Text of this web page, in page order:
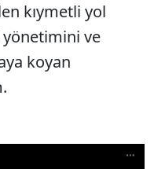
kıymetli yol
yönetimini ve
koyan